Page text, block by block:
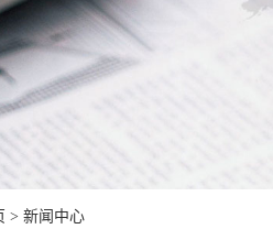
> 新闻中心